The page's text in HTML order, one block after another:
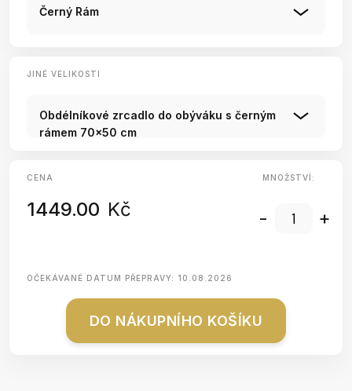
Černý Rám
JINÉ VELIKOSTI
Obdélníkové zrcadlo do obýváku s černým
rámem 70x50 cm
CENA
1449.00 Kč
MNOŽSTVÍ:
- +
OČEKÁVANÉ DATUM PŘEPRAVY: 10.08.2026
DO NÁKUPNÍHO KOŠÍKU